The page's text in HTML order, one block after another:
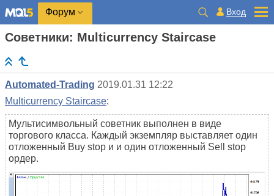
Форум Вход
Советники: Multicurrency Staircase
Automated-Trading 2019.01.31 12:22
Multicurrency Staircase:
Мультисимвольный советник выполнен в виде
торгового класса. Каждый экземпляр выставляет один
отложенный Buy stop и и один отложенный Sell stop
ордер.